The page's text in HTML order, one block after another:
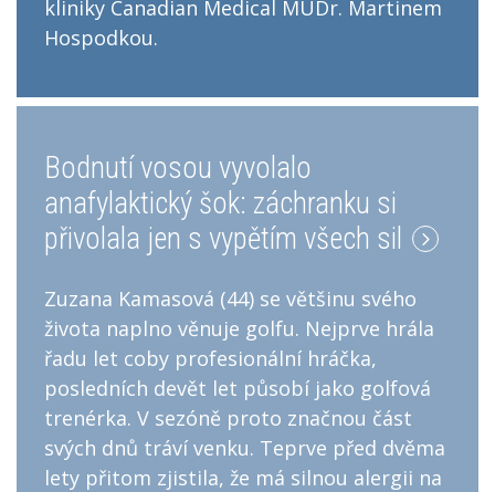
kliniky Canadian Medical MUDr. Martinem
Hospodkou.
Bodnutí vosou vyvolalo
anafylaktický šok: záchranku si
přivolala jen s vypětím všech sil
Zuzana Kamasová (44) se většinu svého
života naplno věnuje golfu. Nejprve hrála
řadu let coby profesionální hráčka,
posledních devět let působí jako golfová
trenérka. V sezóně proto značnou část
svých dnů tráví venku. Teprve před dvěma
lety přitom zjistila, že má silnou alergii na